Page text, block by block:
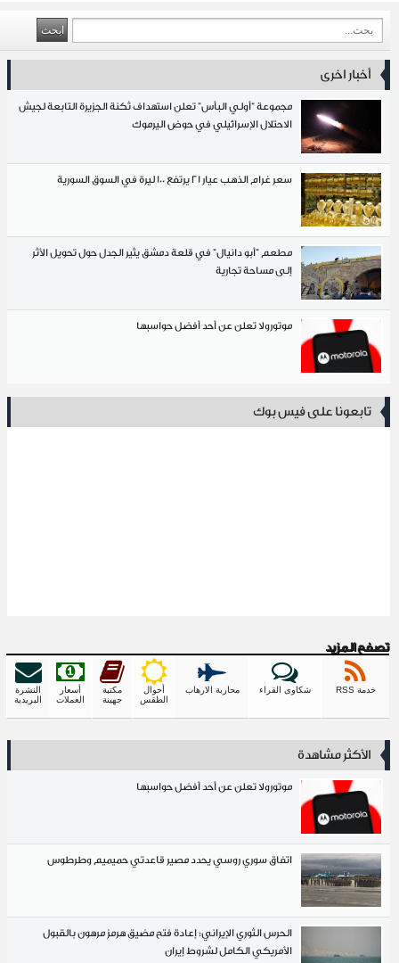
أخبار اخرى
مجموعة “أولي البأس” تعلن استهداف ثكنة الجزيرة التابعة لجيش
الاحتلال الإسرائيلي في حوض اليرموك
سعر غرام الذهب عيار 21 يرتفع 100 ليرة في السوق ‏السورية‎ ‎
مطعم "أبو دانيال" في قلعة دمشق يثير الجدل حول تحويل الأثر
إلى مساحة تجارية
موتورولا تعلن عن أحد أفضل حواسبها
تابعونا على فيس بوك
تصفح المزيد
خدمة RSS شكاوى القراء محاربة الارهاب
أحوال
الطقس
مكتبة
جهينة
أسعار
العملات
النشرة
البريدية
الأكثر مشاهدة
موتورولا تعلن عن أحد أفضل حواسبها
اتفاق سوري روسي يحدد مصير قاعدتي حميميم وطرطوس
الحرس الثوري الإيراني: إعادة فتح مضيق هرمز مرهون بالقبول
الأمريكي الكامل لشروط إيران